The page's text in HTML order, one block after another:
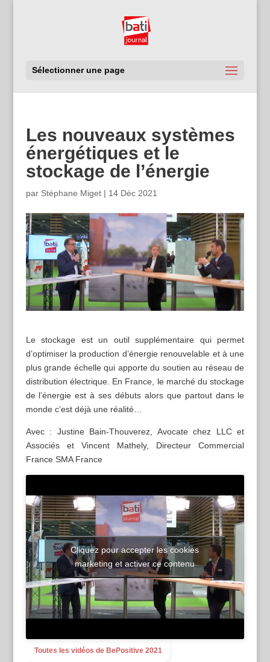
Sélectionner une page
Les nouveaux systèmes
énergétiques et le
stockage de l’énergie
par Stéphane Miget| 14 Déc 2021
Le stockage est un outil supplémentaire qui permet
d’optimiser la production d’énergie renouvelable et à une
plus grande échelle qui apporte du soutien au réseau de
distribution électrique. En France, le marché du stockage
de l’énergie est à ses débuts alors que partout dans le
monde c’est déjà une réalité…
Avec : Justine Bain-Thouverez, Avocate chez LLC et
Associés et Vincent Mathely, Directeur Commercial
France SMA France
Cliquez pour accepter les cookies
marketing et activer ce contenu
Toutes les vidéos de BePositive 2021